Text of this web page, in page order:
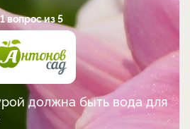
1 вопрос из 5
должна быть вода для